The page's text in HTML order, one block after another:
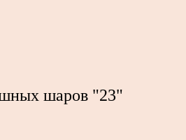
шаров "23"